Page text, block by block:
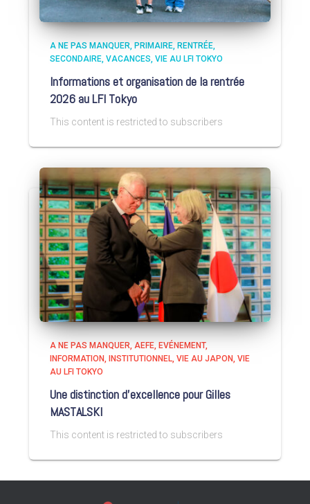
A NE PAS MANQUER PRIMAIRE RENTRÉE
SECONDAIRE VACANCES VIE AU LFI TOKYO
Informations et organisation de la rentrée
2026 au LFI Tokyo
This content is restricted to subscribers
A NE PAS MANQUER AEFE EVÉNEMENT
INFORMATION
INSTITUTIONNEL VIE AU JAPON VIE
AU LFI TOKYO
Une distinction d’excellence pour Gilles
MASTALSKI
This content is restricted to subscribers